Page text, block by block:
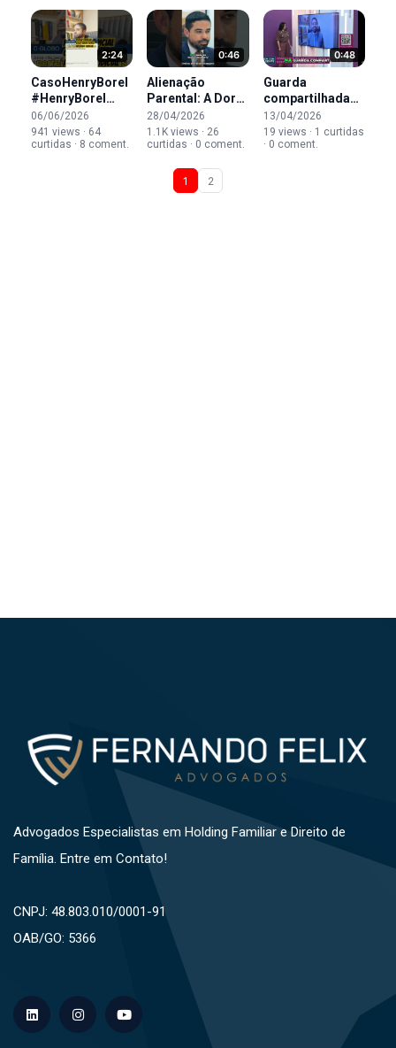
2:24
CasoHenryBorel
#HenryBorel
#MoniqueMediaros
#Jairinho
#PerdaoJudicial
06/06/2026
941 views · 64
curtidas · 8 coment.
0:46
Alienação
Parental: A Dor
Invisível da
Criança #shorts
28/04/2026
1.1K views · 26
curtidas · 0 coment.
0:48
Guarda
compartilhada
exige decisões
conjuntas.
13/04/2026
19 views · 1 curtidas
· 0 coment.
1 2
Advogados Especialistas em Holding Familiar e Direito de
Família. Entre em Contato!
CNPJ: 48.803.010/0001-91
OAB/GO: 5366